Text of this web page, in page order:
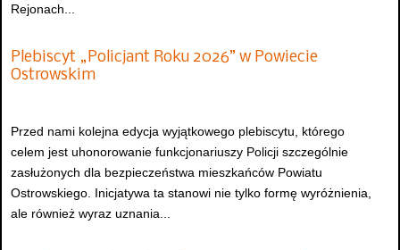
Rejonach...
Plebiscyt „Policjant Roku 2026” w Powiecie
Ostrowskim
Przed nami kolejna edycja wyjątkowego plebiscytu, którego
celem jest uhonorowanie funkcjonariuszy Policji szczególnie
zasłużonych dla bezpieczeństwa mieszkańców Powiatu
Ostrowskiego. Inicjatywa ta stanowi nie tylko formę wyróżnienia,
ale również wyraz uznania...